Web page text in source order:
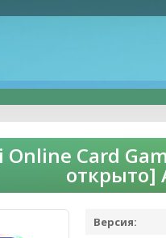
Online Card
открыто]
Версия: